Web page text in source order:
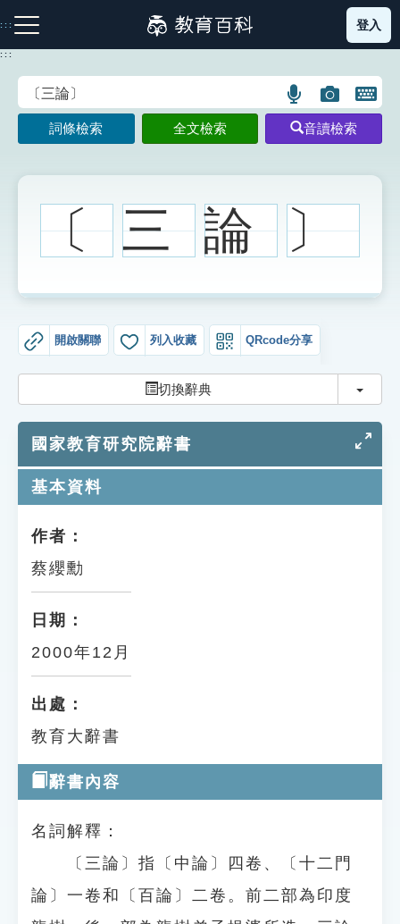
到
主
:::
注音索引圖示 筆畫索引圖示 部首索引表圖示
生字詞彙表
知識索引
單字索引
遊戲專區
教學應用
貓頭鷹博士
登入
:::
語
言
搜
示
圖
片
搜
示
開
鍵
圖
詞條檢索 全文檢索 音讀檢索
〔 三 論 〕
開啟關聯 列入收藏 QRcode分享
切換辭典 切換
國家教育研究院辭書
基本資料
作者：
蔡纓勳
日期：
2000年12月
出處：
教育大辭書
辭書內容
名詞解釋：
〔三論〕指〔中論〕四卷、〔十二門
論〕一卷和〔百論〕二卷。前二部為印度